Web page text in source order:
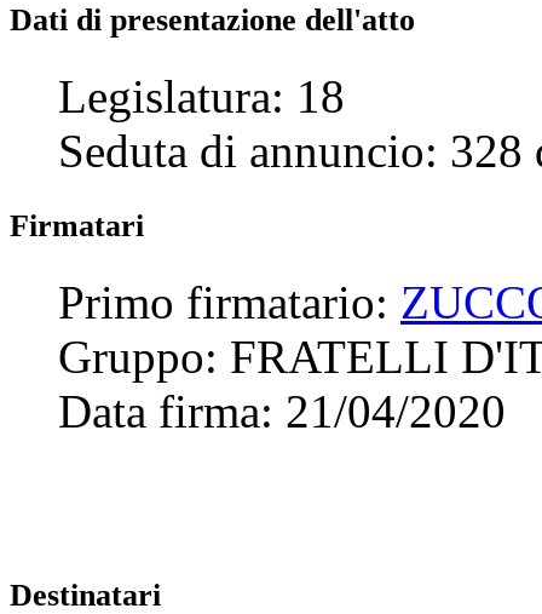
Dati di presentazione dell'atto
Legislatura: 18
Seduta di annuncio: 328
Firmatari
Primo firmatario:
Gruppo: FRATELLI
Data firma: 21/04/2020
Destinatari